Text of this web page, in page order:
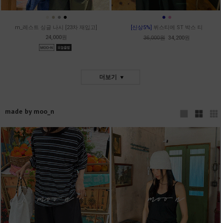
● ● ●
m_레스트 싱글 나시 [23차 재입고]
24,000원
● ●
[신상5%] 뷔스티에 ST 박스 티
36,000원 34,200원
더보기
made by moo_n